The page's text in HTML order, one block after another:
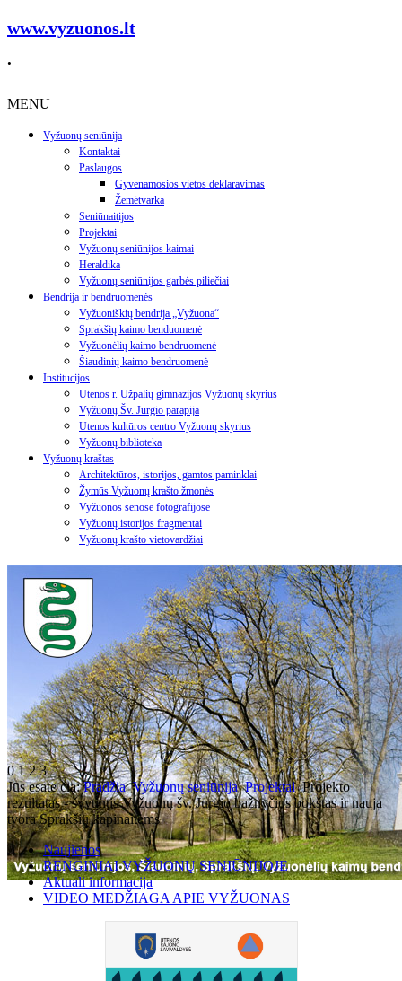
www.vyzuonos.lt
.
MENU
Vyžuonų seniūnija
Kontaktai
Paslaugos
Gyvenamosios vietos deklaravimas
Žemėtvarka
Seniūnaitijos
Projektai
Vyžuonų seniūnijos kaimai
Heraldika
Vyžuonų seniūnijos garbės piliečiai
Bendrija ir bendruomenės
Vyžuoniškių bendrija „Vyžuona“
Sprakšių kaimo benduomenė
Vyžuonėlių kaimo bendruomenė
Šiaudinių kaimo bendruomenė
Institucijos
Utenos r. Užpalių gimnazijos Vyžuonų skyrius
Vyžuonų Šv. Jurgio parapija
Utenos kultūros centro Vyžuonų skyrius
Vyžuonų biblioteka
Vyžuonų kraštas
Architektūros, istorijos, gamtos paminklai
Žymūs Vyžuonų krašto žmonės
Vyžuonos senose fotografijose
Vyžuonų istorijos fragmentai
Vyžuonų krašto vietovardžiai
0123
Jūs esate čia:Pradžia Vyžuonų seniūnija Projektai Projekto
rezultatas - švytintis Vyžuonų šv. Jurgio bažnyčios bokštas ir nauja
tvora Sprakšių kapinaitėms
Naujienos
RENGINIAI VYŽUONŲ SENIŪNIJOJE
Aktuali informacija
VIDEO MEDŽIAGA APIE VYŽUONAS